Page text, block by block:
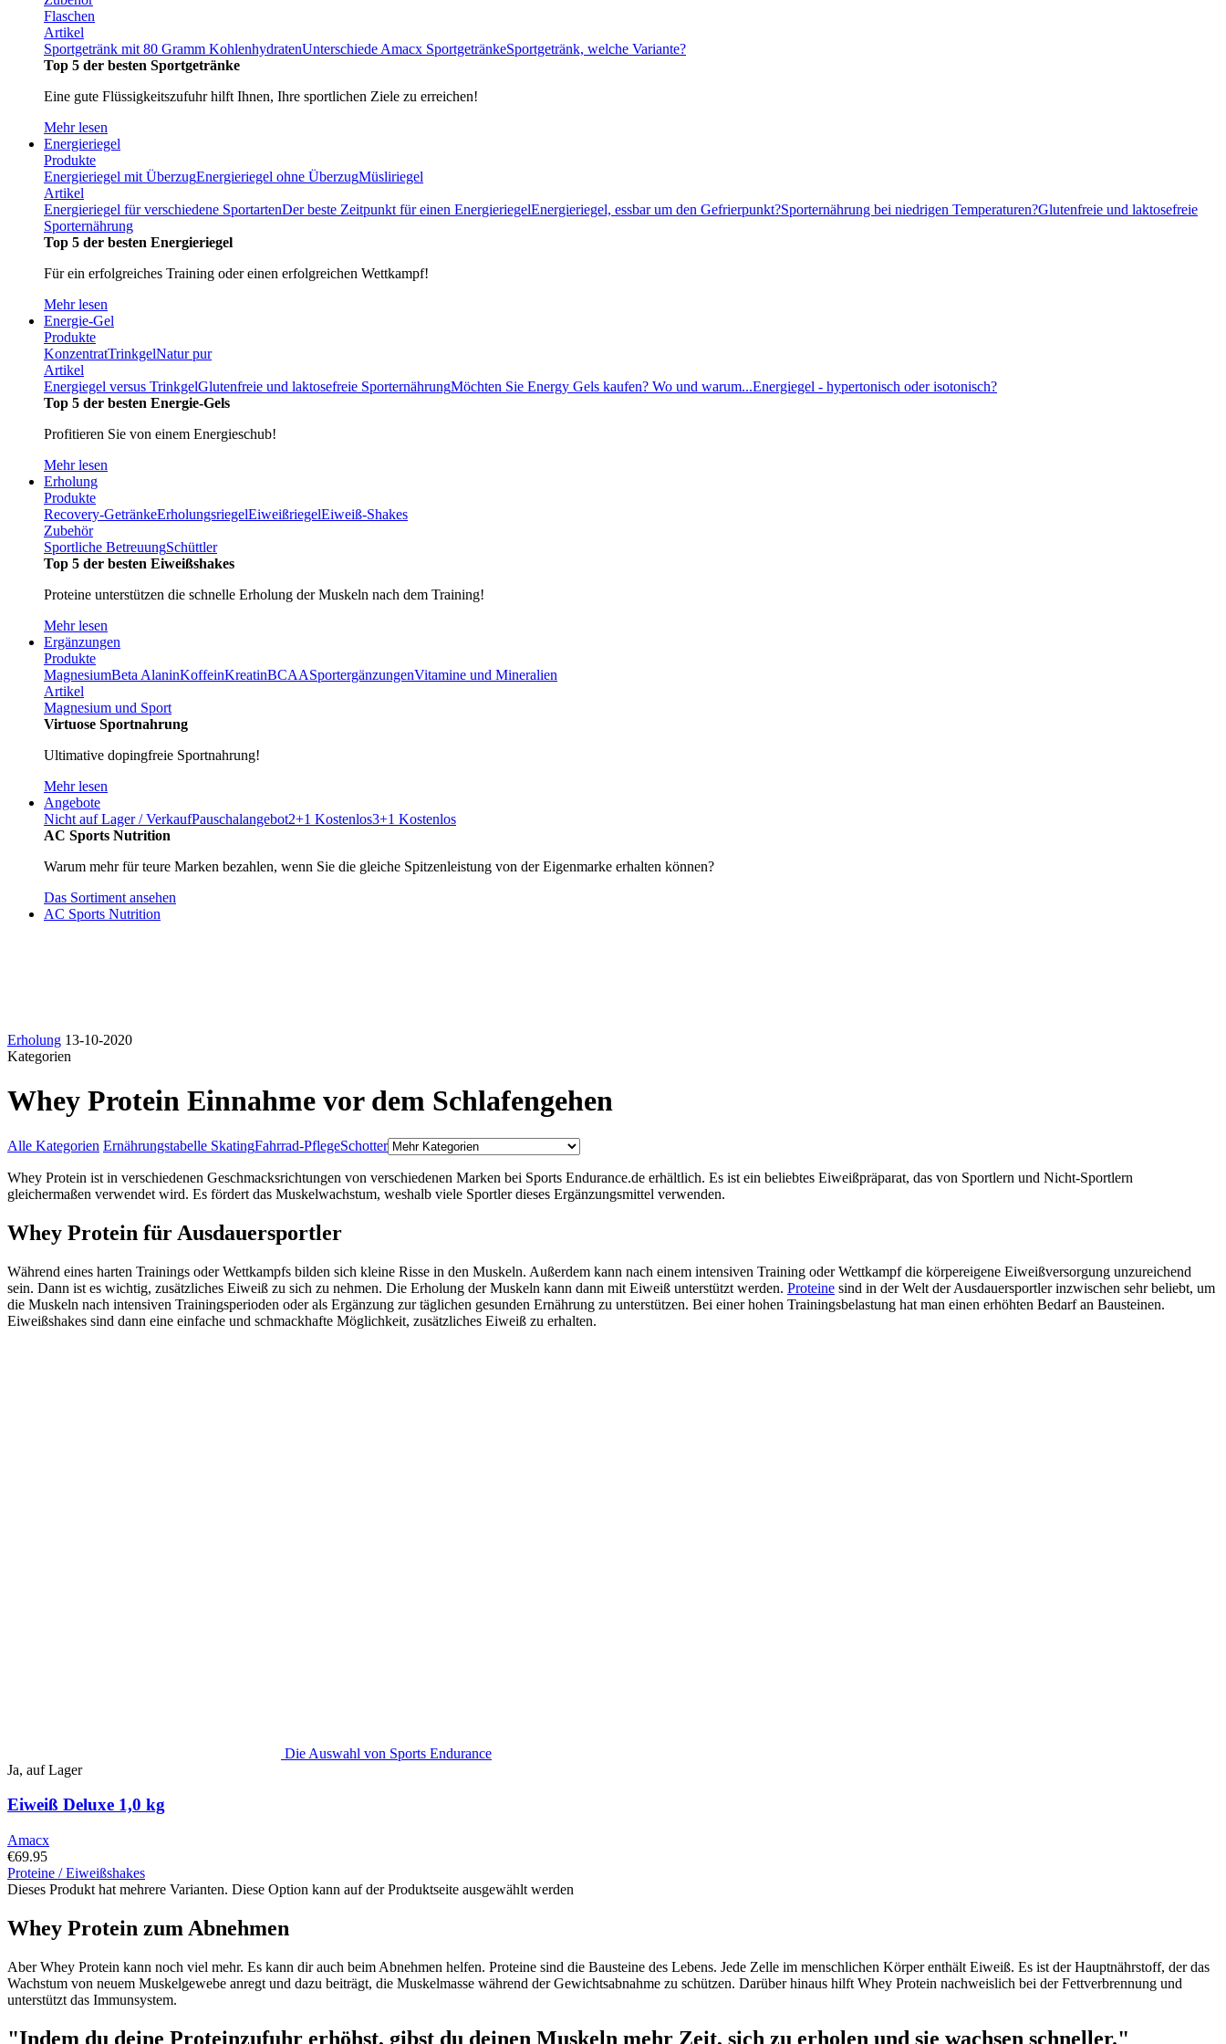
Flaschen
Artikel
Sportgetränk mit 80 Gramm KohlenhydratenUnterschiede Amacx SportgetränkeSportgetränk, welche Variante?
Top 5 der besten Sportgetränke
Eine gute Flüssigkeitszufuhr hilft Ihnen, Ihre sportlichen Ziele zu erreichen!
Mehr lesen
Energieriegel
Produkte
Energieriegel mit ÜberzugEnergieriegel ohne ÜberzugMüsliriegel
Artikel
Energieriegel für verschiedene SportartenDer beste Zeitpunkt für einen EnergieriegelEnergieriegel, essbar um den Gefrierpunkt?Sporternährung bei niedrigen Temperaturen?Glutenfreie und laktosefreie
Sporternährung
Top 5 der besten Energieriegel
Für ein erfolgreiches Training oder einen erfolgreichen Wettkampf!
Mehr lesen
Energie-Gel
Produkte
KonzentratTrinkgelNatur pur
Artikel
Energiegel versus TrinkgelGlutenfreie und laktosefreie SporternährungMöchten Sie Energy Gels kaufen? Wo und warum...Energiegel - hypertonisch oder isotonisch?
Top 5 der besten Energie-Gels
Profitieren Sie von einem Energieschub!
Mehr lesen
Erholung
Produkte
Recovery-GetränkeErholungsriegelEiweißriegelEiweiß-Shakes
Zubehör
Sportliche BetreuungSchüttler
Top 5 der besten Eiweißshakes
Proteine unterstützen die schnelle Erholung der Muskeln nach dem Training!
Mehr lesen
Ergänzungen
Produkte
MagnesiumBeta AlaninKoffeinKreatinBCAASportergänzungenVitamine und Mineralien
Artikel
Magnesium und Sport
Virtuose Sportnahrung
Ultimative dopingfreie Sportnahrung!
Mehr lesen
Angebote
Nicht auf Lager / VerkaufPauschalangebot2+1 Kostenlos3+1 Kostenlos
AC Sports Nutrition
Warum mehr für teure Marken bezahlen, wenn Sie die gleiche Spitzenleistung von der Eigenmarke erhalten können?
Das Sortiment ansehen
AC Sports Nutrition
Erholung 13-10-2020
Kategorien
Whey Protein Einnahme vor dem Schlafengehen
Alle Kategorien Ernährungstabelle SkatingFahrrad-PflegeSchotter
Whey Protein ist in verschiedenen Geschmacksrichtungen von verschiedenen Marken bei Sports Endurance.de erhältlich. Es ist ein beliebtes Eiweißpräparat, das von Sportlern und Nicht-Sportlern
gleichermaßen verwendet wird. Es fördert das Muskelwachstum, weshalb viele Sportler dieses Ergänzungsmittel verwenden.
Whey Protein für Ausdauersportler
Während eines harten Trainings oder Wettkampfs bilden sich kleine Risse in den Muskeln. Außerdem kann nach einem intensiven Training oder Wettkampf die körpereigene Eiweißversorgung unzureichend
sein. Dann ist es wichtig, zusätzliches Eiweiß zu sich zu nehmen. Die Erholung der Muskeln kann dann mit Eiweiß unterstützt werden. Proteine sind in der Welt der Ausdauersportler inzwischen sehr beliebt, um
die Muskeln nach intensiven Trainingsperioden oder als Ergänzung zur täglichen gesunden Ernährung zu unterstützen. Bei einer hohen Trainingsbelastung hat man einen erhöhten Bedarf an Bausteinen.
Eiweißshakes sind dann eine einfache und schmackhafte Möglichkeit, zusätzliches Eiweiß zu erhalten.
Die Auswahl von Sports Endurance
Ja, auf Lager
Eiweiß Deluxe 1,0 kg
Amacx
€69.95
Proteine / Eiweißshakes
Dieses Produkt hat mehrere Varianten. Diese Option kann auf der Produktseite ausgewählt werden
Whey Protein zum Abnehmen
Aber Whey Protein kann noch viel mehr. Es kann dir auch beim Abnehmen helfen. Proteine sind die Bausteine des Lebens. Jede Zelle im menschlichen Körper enthält Eiweiß. Es ist der Hauptnährstoff, der das
Wachstum von neuem Muskelgewebe anregt und dazu beiträgt, die Muskelmasse während der Gewichtsabnahme zu schützen. Darüber hinaus hilft Whey Protein nachweislich bei der Fettverbrennung und
unterstützt das Immunsystem.
"Indem du deine Proteinzufuhr erhöhst, gibst du deinen Muskeln mehr Zeit, sich zu erholen und sie wachsen schneller."